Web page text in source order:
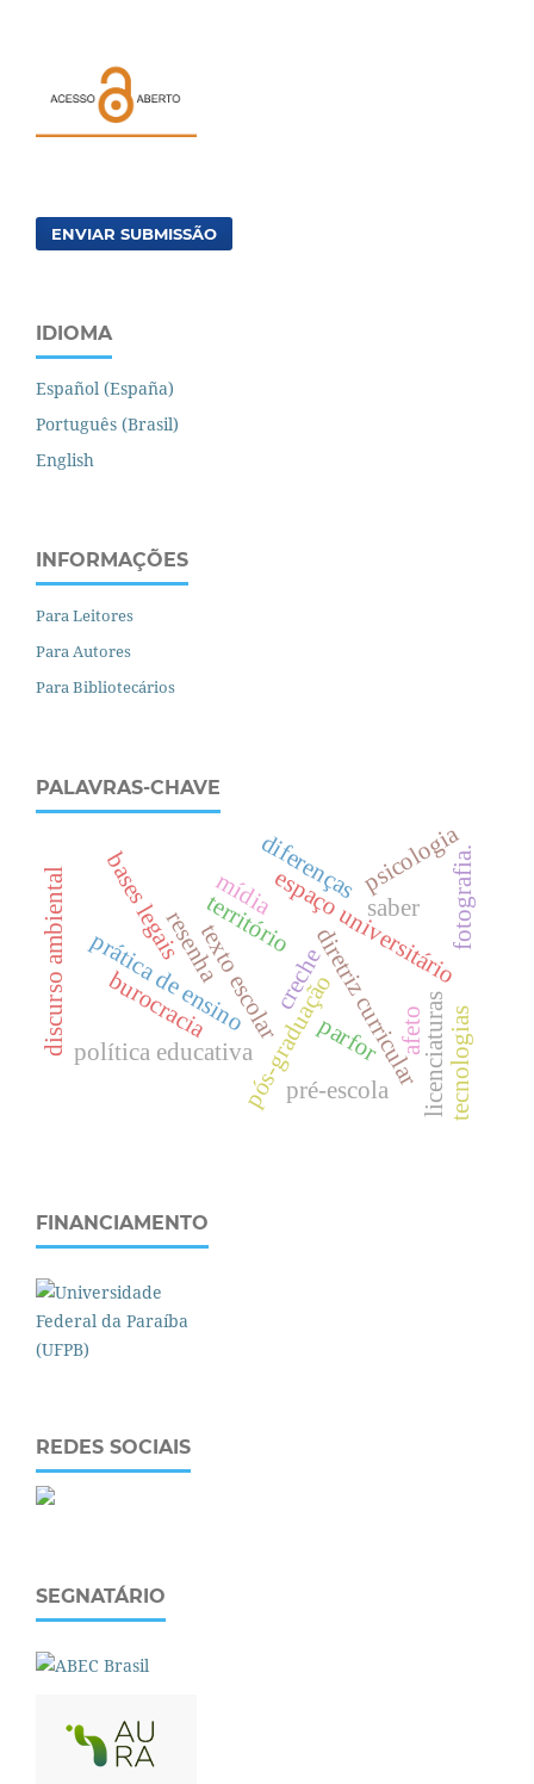
ENVIAR SUBMISSÃO
IDIOMA
Español (España)
Português (Brasil)
English
INFORMAÇÕES
Para Leitores
Para Autores
Para Bibliotecários
PALAVRAS-CHAVE
resenhaterritório
diretriz curricular
prática de ensino
texto escolarespaço universitário
pós-graduação
saber
política educativa
discurso ambiental mídia
licenciaturas
parfor
pré-escola
creche
bases legais psicologia
tecnologias
fotografia.
diferenças
afeto
burocracia
FINANCIAMENTO
REDES SOCIAIS
SEGNATÁRIO